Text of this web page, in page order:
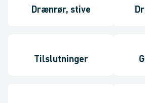
Drænrør, stive
Tilslutninger